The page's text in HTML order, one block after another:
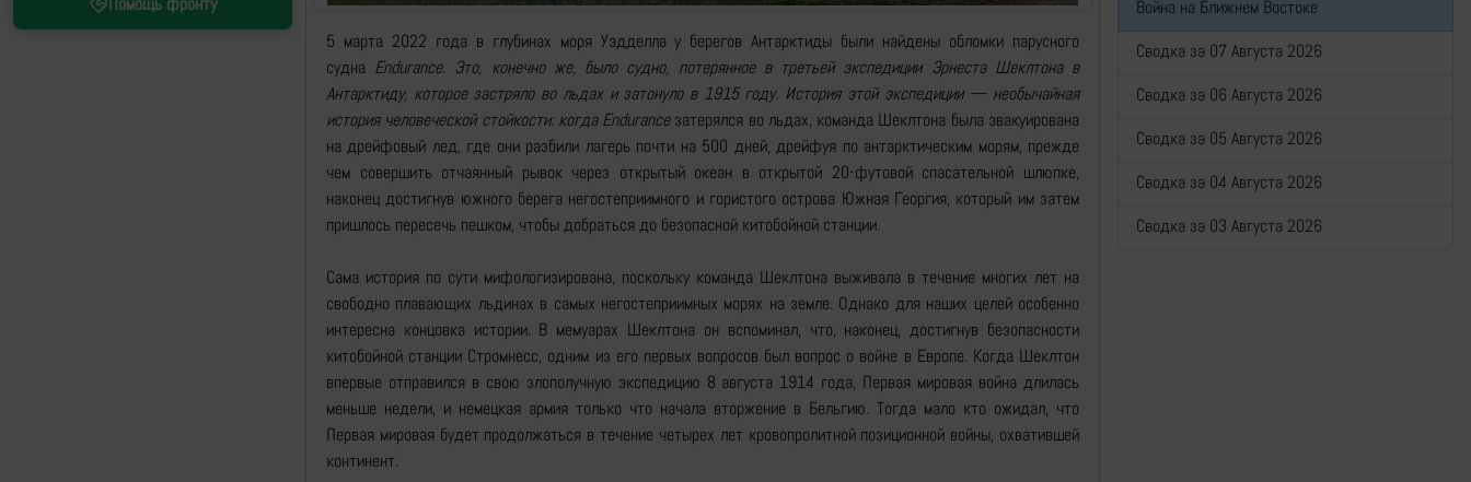
5 марта 2022 года в глубинах моря Уэдделла у берегов Антарктиды были найдены обломки парусного
судна Endurance. Это, конечно же, было судно, потерянное в третьей экспедиции Эрнеста Шеклтона в
Антарктиду, которое застряло во льдах и затонуло в 1915 году. История этой экспедиции — необычайная
история человеческой стойкости: когдаEnduranceзатерялся во льдах, команда Шеклтона была эвакуирована
на дрейфовый лед, где они разбили лагерь почти на 500 дней, дрейфуя по антарктическим морям, прежде
чем совершить отчаянный рывок через открытый океан в открытой 20-футовой спасательной шлюпке,
наконец достигнув южного берега негостеприимного и гористого острова Южная Георгия, который им затем
пришлось пересечь пешком, чтобы добраться до безопасной китобойной станции.
Сама история по сути мифологизирована, поскольку команда Шеклтона выживала в течение многих лет на
свободно плавающих льдинах в самых негостеприимных морях на земле. Однако для наших целей особенно
интересна концовка истории. В мемуарах Шеклтона он вспоминал, что, наконец, достигнув безопасности
китобойной станции Стромнесс, одним из его первых вопросов был вопрос о войне в Европе. Когда Шеклтон
впервые отправился в свою злополучную экспедицию 8 августа 1914 года, Первая мировая война длилась
меньше недели, и немецкая армия только что начала вторжение в Бельгию. Тогда мало кто ожидал, что
Первая мировая будет продолжаться в течение четырех лет кровопролитной позиционной войны, охватившей
континент.
Война на Ближнем Востоке
Сводка за 07 Августа 2026
Сводка за 06 Августа 2026
Сводка за 05 Августа 2026
Сводка за 04 Августа 2026
Сводка за 03 Августа 2026